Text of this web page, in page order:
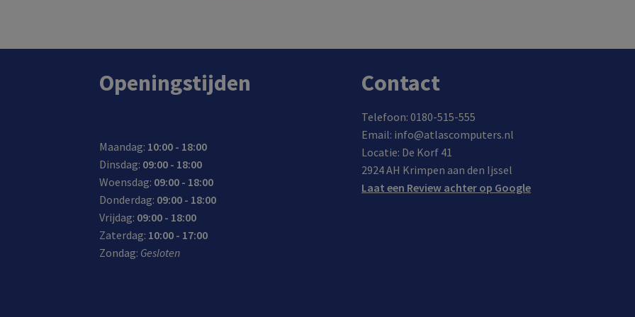
Openingstijden
Maandag: 10:00 - 18:00
Dinsdag: 09:00 - 18:00
Woensdag: 09:00 - 18:00
Donderdag: 09:00 - 18:00
Vrijdag: 09:00 - 18:00
Zaterdag: 10:00 - 17:00
Zondag: Gesloten
Contact
Telefoon: 0180-515-555
Email: info@atlascomputers.nl
Locatie: De Korf 41
2924 AH Krimpen aan den Ijssel
Laat een Review achter op Google